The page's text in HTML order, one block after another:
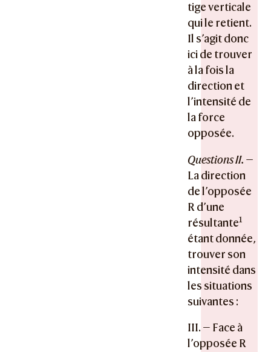
tige verticale
qui le retient.
Il s’agit donc
ici de trouver
à la fois la
direction et
l’intensité de
la force
opposée.
Questions II. —
La direction
de l’opposée
R d’une
résultante1
étant donnée,
trouver son
intensité dans
les situations
suivantes :
III. — Face à
l’opposée R